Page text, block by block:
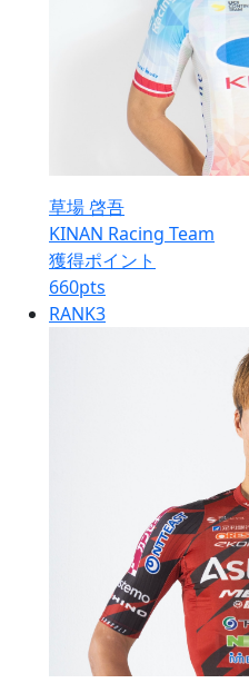
草場 啓吾
KINAN Racing Team
獲得ポイント
660pts
RANK3